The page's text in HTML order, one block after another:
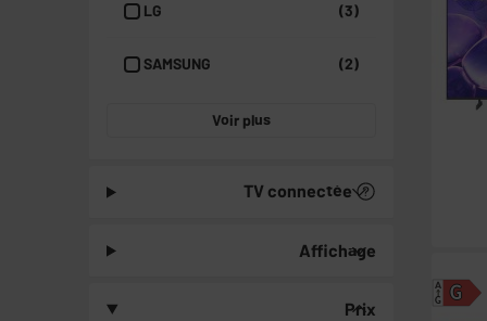
LG (3)
SAMSUNG (2)
Voir plus
TV connectée
Affichage
Prix
G
A
G